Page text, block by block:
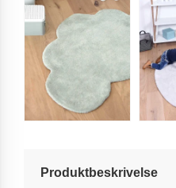
Produktbeskrivelse